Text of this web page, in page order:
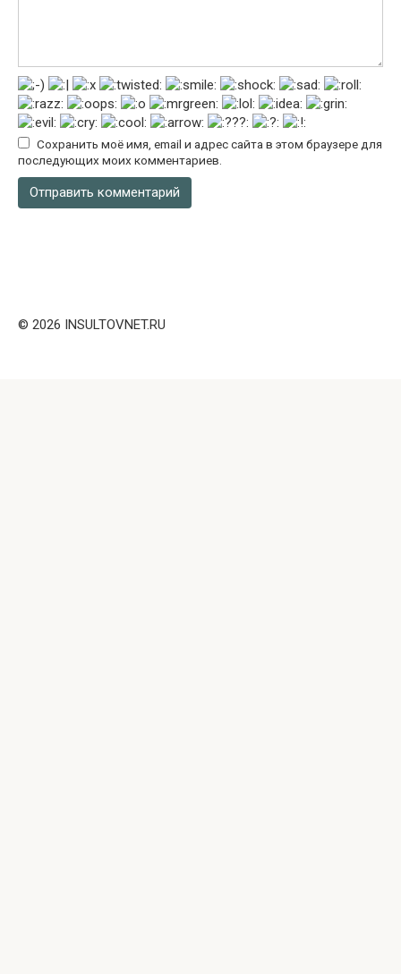
Сохранить моё имя, email и адрес сайта в этом браузере для
последующих моих комментариев.
© 2026 INSULTOVNET.RU